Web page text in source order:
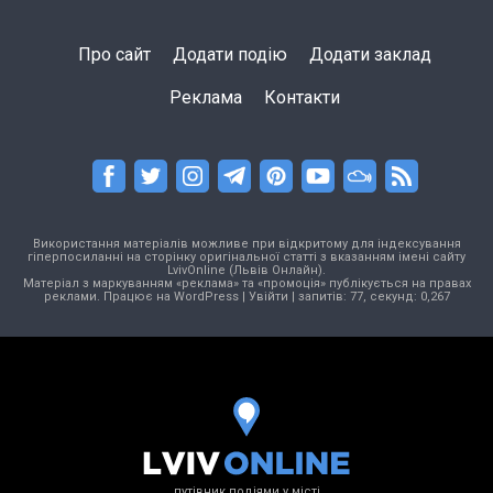
Про сайт Додати подію Додати заклад
Реклама Контакти
Використання матеріалів можливе при відкритому для індексування
гіперпосиланні на сторінку оригінальної статті з вказанням імені сайту
LvivOnline (Львів Онлайн).
Матеріал з маркуванням «реклама» та «промоція» публікується на правах
реклами. Працює на WordPress| Увійти | запитів: 77, секунд: 0,267